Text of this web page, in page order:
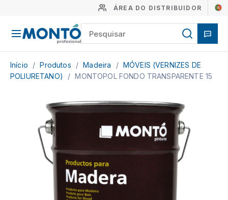
ÁREA DO DISTRIBUIDOR
Início / Produtos / Madeira / MÓVEIS (VERNIZES DE
POLIURETANO)
/ MONTOPOL FONDO TRANSPARENTE 15